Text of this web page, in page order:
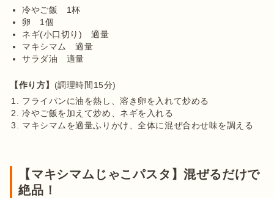
冷やご飯　1杯
卵　1個
ネギ(小口切り)　適量
マキシマム　適量
サラダ油　適量
【作り方】
フライパンに油を熱し、溶き卵を入れて炒める
冷やご飯を加えて炒め、ネギを入れる
マキシマムを適量ふりかけ、全体に混ぜ合わせ味を調える
【マキシマムじゃこパスタ】混ぜるだけで
絶品！